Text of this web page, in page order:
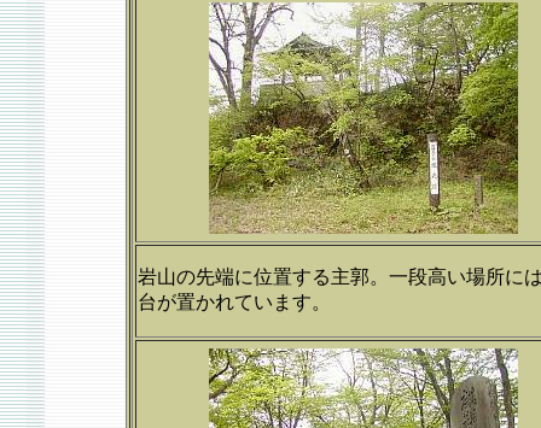
岩山の先端に位置する主郭。一段高い場所に
台が置かれています。